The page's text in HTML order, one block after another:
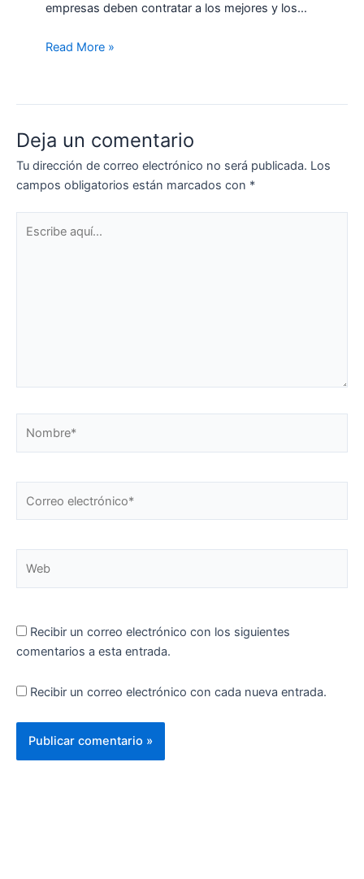
empresas deben contratar a los mejores y los…
Read More »
Deja un comentario
Tu dirección de correo electrónico no será publicada. Los
campos obligatorios están marcados con *
electrónico*
Recibir un correo electrónico con los siguientes
comentarios a esta entrada.
Recibir un correo electrónico con cada nueva entrada.